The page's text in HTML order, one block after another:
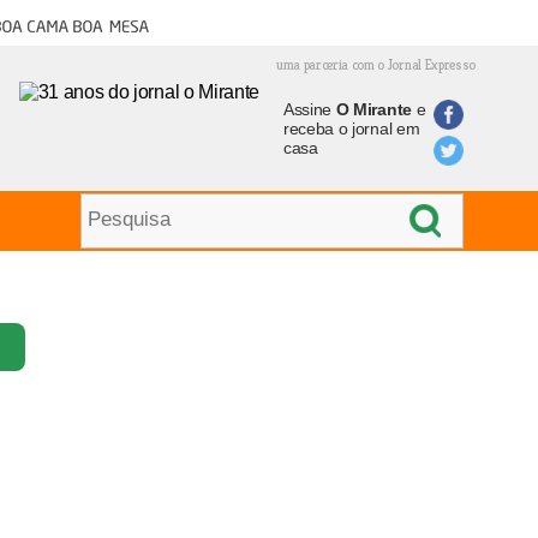
cama boa mesa
uma parceria com o Jornal Expresso
Assine O Mirantee
receba o jornal em
casa